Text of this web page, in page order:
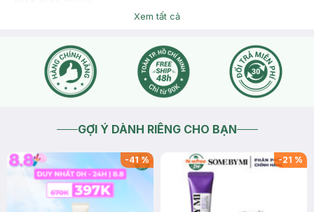
2024-10-22Thích
Xem tất cả
GỢI Ý DÀNH RIÊNG CHO BẠN
-41% -21 %